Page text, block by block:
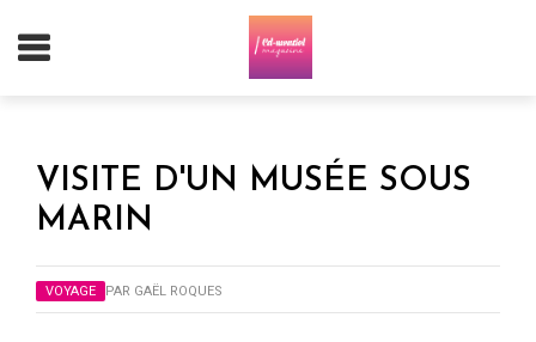
VISITE D'UN MUSÉE SOUS
MARIN
VOYAGE PAR GAËL ROQUES